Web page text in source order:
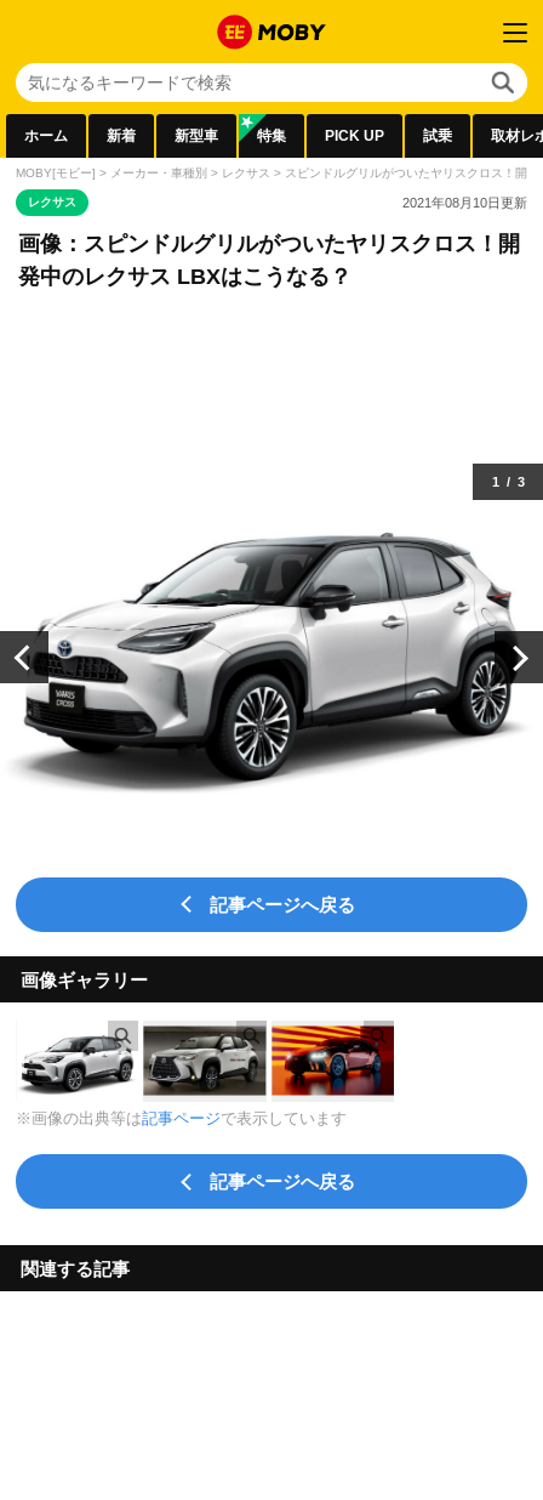
ホーム 新着 新型車 特集 PICK UP 試乗 取材レ
MOBY[モビー] > メーカー・車種別 > レクサス > スピンドルグリルがついたヤリスクロス！開
レクサス 2021年08月10日更新
画像：スピンドルグリルがついたヤリスクロス！開
発中のレクサス LBXはこうなる？
1 / 3
記事ページへ戻る
画像ギャラリー
※画像の出典等は記事ページで表示しています
記事ページへ戻る
関連する記事